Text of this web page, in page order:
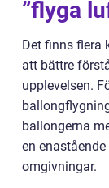
”flyga
Det finns flera
att bättre
upplevelsen.
ballongerna
en
omgivningar.